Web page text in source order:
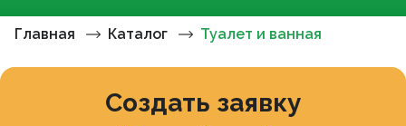
Главная Каталог Туалет и ванная
Создать заявку